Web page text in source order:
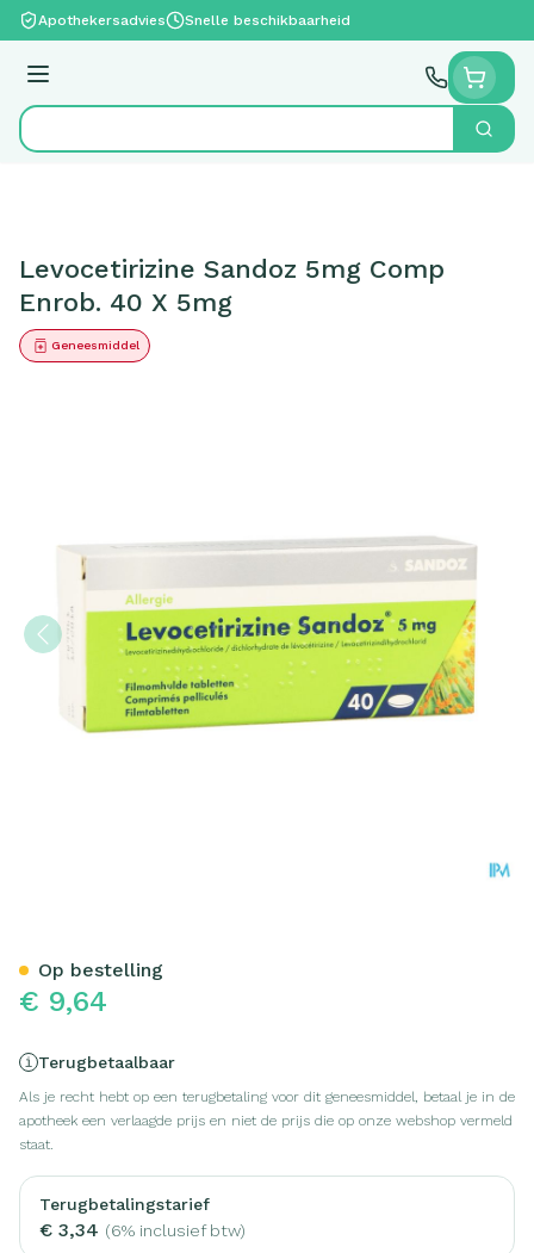
Ga naar de inhoud
Apothekersadvies Snelle beschikbaarheid
Menu
Product, merk, categorie... Zoek
Levocetirizine Sandoz 5mg Comp
Enrob. 40 X 5mg
Geneesmiddel
€ 9,64
Terugbetaalbaar
Als je recht hebt op een terugbetaling voor dit geneesmiddel, betaal je in de
apotheek een verlaagde prijs en niet de prijs die op onze webshop vermeld
staat.
Terugbetalingstarief
€ 3,34 (6% inclusief btw)
Op bestelling